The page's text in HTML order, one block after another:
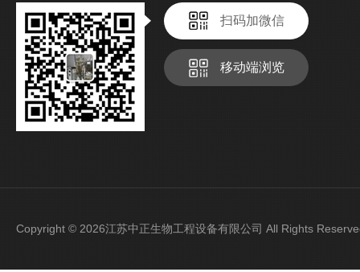
扫码加微信
移动端浏览
Copyright © 2026江苏中正生物工程设备有限公司 All Rights